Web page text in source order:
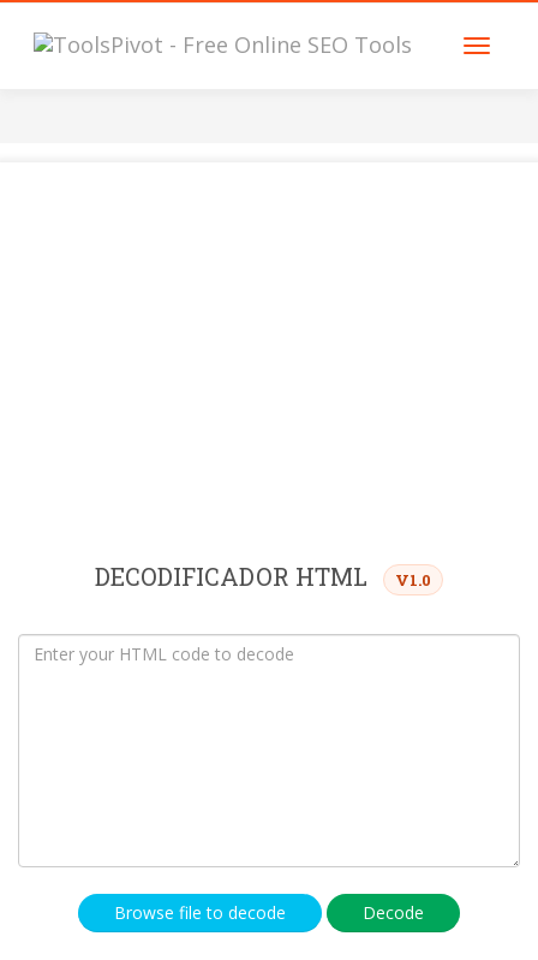
DECODIFICADOR HTML V1.0
Browse file to decode Decode